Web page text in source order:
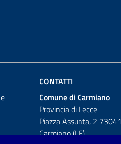
CONTATTI
Comune di Carmiano
Provincia di Lecce
Piazza Assunta, 2 73041
Carmiano (LE)